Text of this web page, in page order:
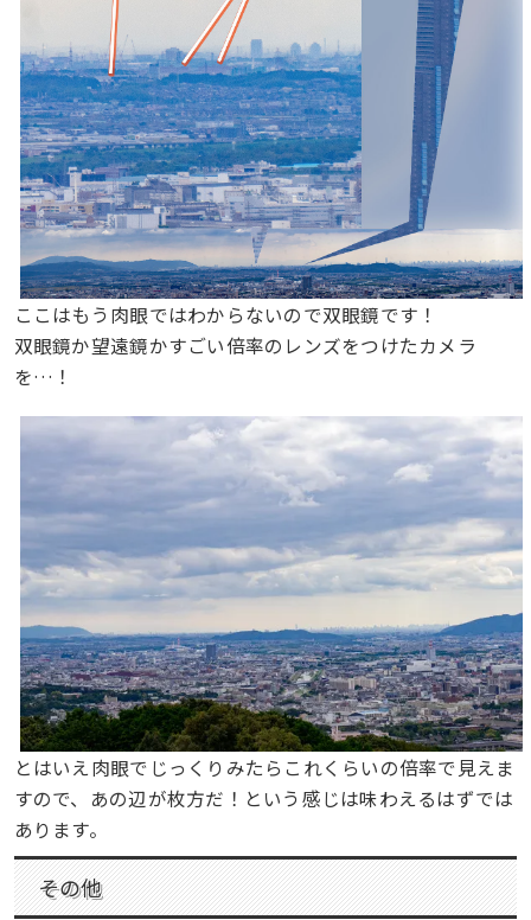
ここはもう肉眼ではわからないので双眼鏡です！
双眼鏡か望遠鏡かすごい倍率のレンズをつけたカメラ
を…！
とはいえ肉眼でじっくりみたらこれくらいの倍率で見えま
すので、あの辺が枚方だ！という感じは味わえるはずでは
あります。
その他